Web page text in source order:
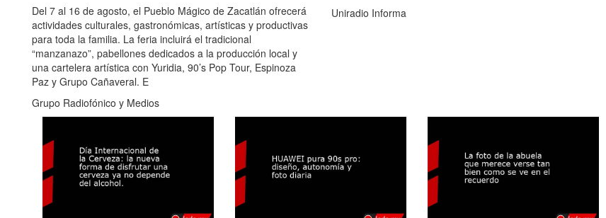
Del 7 al 16 de agosto, el Pueblo Mágico de Zacatlán ofrecerá
actividades culturales, gastronómicas, artísticas y productivas
para toda la familia. La feria incluirá el tradicional
“manzanazo”, pabellones dedicados a la producción local y
una cartelera artística con Yuridia, 90’s Pop Tour, Espinoza
Paz y Grupo Cañaveral. E
Grupo Radiofónico y Medios
Uniradio Informa